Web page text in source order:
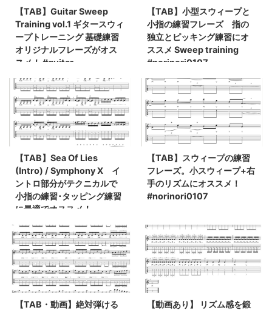
【TAB】Guitar Sweep
Training vol.1 ギタースウィ
ープトレーニング 基礎練習
オリジナルフレーズがオス
スメ！ #guitar
【TAB】小型スウィープと
小指の練習フレーズ 指の
独立とピッキング練習にオ
ススメ Sweep training
#norinori0107
【TAB】Sea Of Lies
(Intro) / Symphony X イ
ントロ部分がテクニカルで
小指の練習･タッピング練習
に最適でオススメ！
【TAB】スウィープの練習
フレーズ。小スウィープ+右
手のリズムにオススメ！
#norinori0107
【TAB・動画】絶対弾ける
【動画あり】 リズム感を鍛